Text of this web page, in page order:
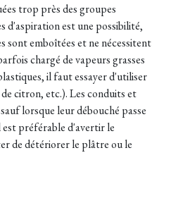
trop près des groupes
d'aspiration est une possibilité,
sont emboîtées et ne nécessitent
chargé de vapeurs grasses
il faut essayer d'utiliser
citron, etc.). Les conduits et
lorsque leur débouché passe
est préférable d'avertir le
de détériorer le plâtre ou le